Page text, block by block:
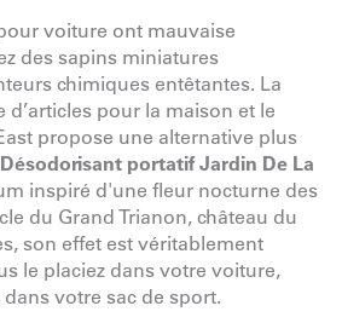
voiture ont mauvaise
des sapins miniatures
chimiques entêtantes. La
pour la maison et le
propose une alternative plus
Désodorisant portatif Jardin De La
inspiré d'une fleur nocturne des
du Grand Trianon, château du
son effet est véritablement
le placiez dans votre voiture,
votre sac de sport.